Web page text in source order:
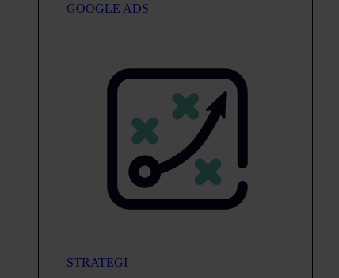
GOOGLE ADS
STRATEGI